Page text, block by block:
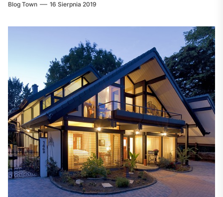
Blog Town 16 Sierpnia 2019